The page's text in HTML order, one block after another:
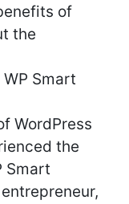
of
the
Smart
WordPress
the
Smart